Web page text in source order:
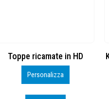
KIT CAMP 100 2026_perso
Personalizza